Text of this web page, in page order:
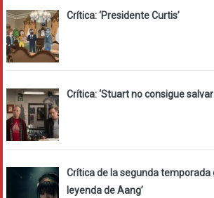
Crítica: ‘Presidente Curtis’
Crítica: ‘Stuart no consigue salvar
Crítica de la segunda temporada
leyenda de Aang’